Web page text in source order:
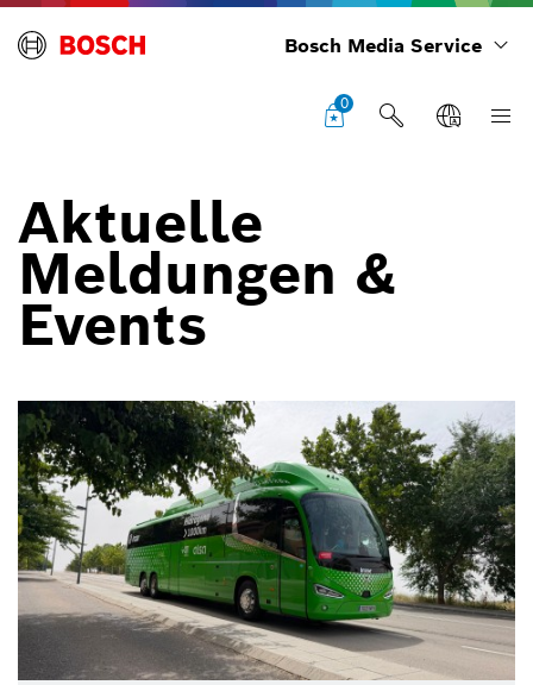
Bosch Media Service
0
Aktuelle
Meldungen &
Events